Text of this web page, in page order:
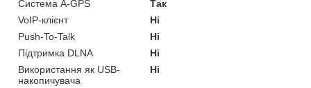
Система A-GPS
Так
VoIP-клієнт
Ні
Push-To-Talk
Ні
Підтримка DLNA
Ні
Використання як USB-
накопичувача
Ні